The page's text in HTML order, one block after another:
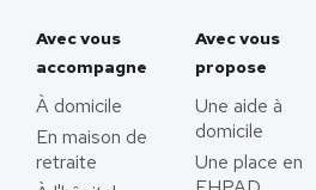
Avec vous
accompagne
À domicile
En maison de
retraite
Avec vous
propose
Une aide à
domicile
Une place en